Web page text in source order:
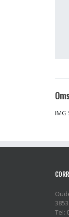
IMG
3853
Tel: